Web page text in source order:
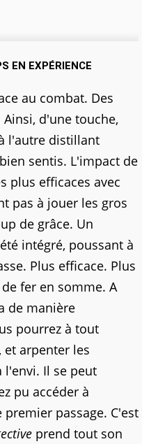
EN EXPÉRIENCE
au combat. Des
d'une touche,
l'autre distillant
sentis. L'impact de
plus efficaces avec
pas à jouer les gros
de grâce. Un
intégré, poussant à
Plus efficace. Plus
fer en somme. A
de manière
pourrez à tout
arpenter les
l'envi. Il se peut
pu accéder à
passage. C'est
prend tout son